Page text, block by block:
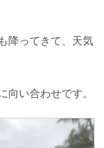
降ってきて、天気
向い合わせです。